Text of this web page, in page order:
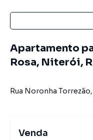
Apartamento
Rosa, Niterói,
Rua Noronha Torrezão,
Venda